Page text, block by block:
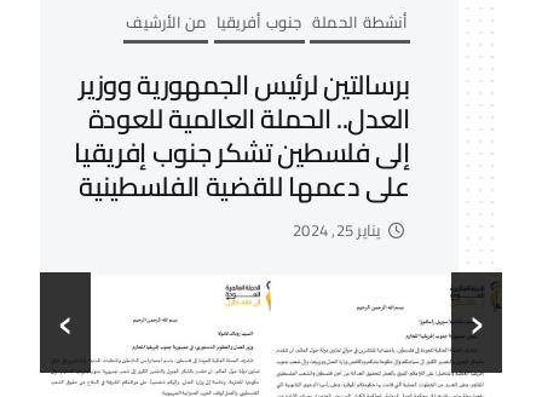
أنشطة الحملة من الأرشيف
الحملة العالمية للعودة إلى
فلسطين.. تصدر تقويم العام
الجديد 2024
ديسمبر 12, 2023
‹
›